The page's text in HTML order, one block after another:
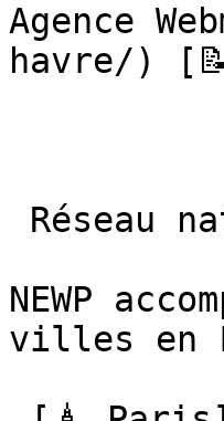
Agence
havre/)
NEWP
villes en